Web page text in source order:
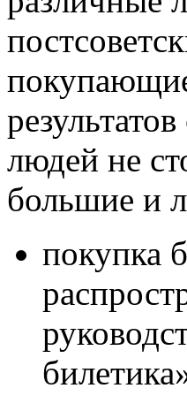
людей не
большие и
покупка